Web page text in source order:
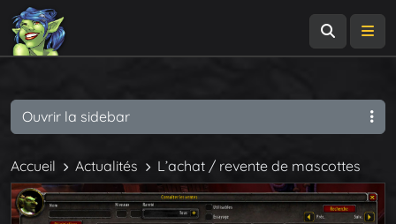
Accueil Actualités L’achat / revente de mascottes
Ouvrir la sidebar